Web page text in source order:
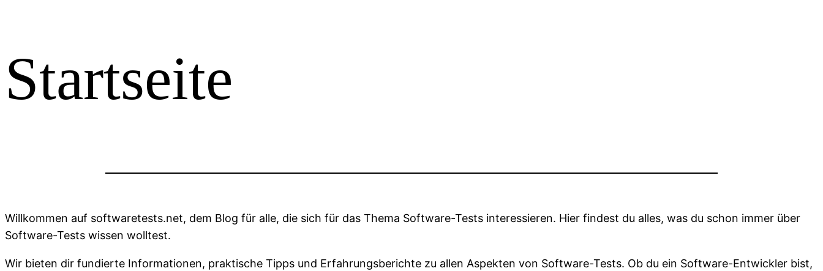
Startseite
Willkommen auf softwaretests.net, dem Blog für alle, die sich für das Thema Software-Tests interessieren. Hier findest du alles, was du schon immer über
Software-Tests wissen wolltest.
Wir bieten dir fundierte Informationen, praktische Tipps und Erfahrungsberichte zu allen Aspekten von Software-Tests. Ob du ein Software-Entwickler bist,